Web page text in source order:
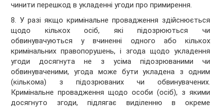
чинити перешкод в укладенні угоди про примирення.
8. У разі якщо кримінальне провадження здійснюється
щодо кількох осіб, які підозрюються чи
обвинувачуються у вчиненні одного або кількох
кримінальних правопорушень, і згода щодо укладення
угоди досягнута не з усіма підозрюваними чи
обвинуваченими, угода може бути укладена з одним
(кількома) з підозрюваних чи обвинувачених.
Кримінальне провадження щодо особи (осіб), з якими
досягнуто згоди, підлягає виділенню в окреме